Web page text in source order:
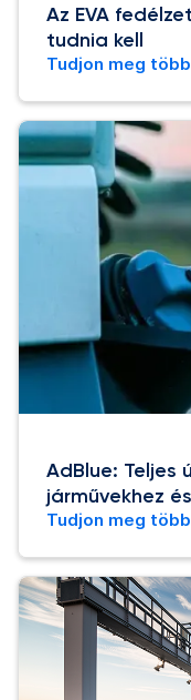
Az EVA
tudnia kell
Tudjon meg
AdBlue: Teljes
járművekhez
Tudjon meg